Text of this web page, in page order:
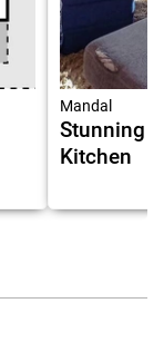
Mandal
Stunning
Kitchen